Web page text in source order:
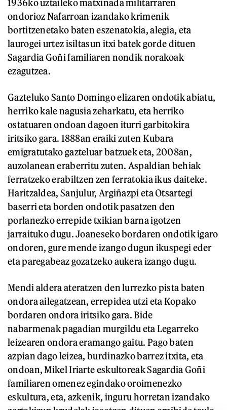
1936ko uztaileko matxinada militarraren
ondorioz Nafarroan izandako krimenik
bortitzenetako baten eszenatokia, alegia, eta
laurogei urtez isiltasun itxi batek gorde dituen
Sagardia Goñi familiaren nondik norakoak
ezagutzea.
Gazteluko Santo Domingo elizaren ondotik abiatu,
herriko kale nagusia zeharkatu, eta herriko
ostatuaren ondoan dagoen iturri garbitokira
iritsiko gara. 1888an eraiki zuten Kubara
emigratutako gazteluar batzuek eta, 2008an,
auzolanean eraberritu zuten. Aspaldian behiak
ferratzeko erabiltzen zen ferratokia ikus daiteke.
Haritzaldea, Sanjulur, Argiñazpi eta Otsartegi
baserri eta borden ondotik pasatzen den
porlanezko errepide txikian barna igotzen
jarraituko dugu. Joaneseko bordaren ondotik igaro
ondoren, gure mende izango dugun ikuspegi eder
eta paregabeaz gozatzeko aukera izango dugu.
Mendi aldera ateratzen den lurrezko pista baten
ondora ailegatzean, errepidea utzi eta Kopako
bordaren ondora iritsiko gara. Bide
nabarmenak pagadian murgildu eta Legarreko
leizearen ondora eramango gaitu. Pago baten
azpian dago leizea, burdinazko barrez itxita, eta
ondoan, Mikel Iriarte eskultoreak Sagardia Goñi
familiaren omenez egindako oroimenezko
eskultura, eta, azkenik, inguru horretan izandako